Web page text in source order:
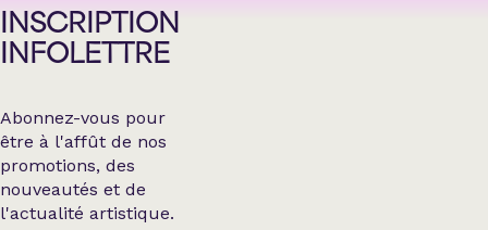
INSCRIPTION
INFOLETTRE
Abonnez-vous pour
être à l'affût de nos
promotions, des
nouveautés et de
l'actualité artistique.